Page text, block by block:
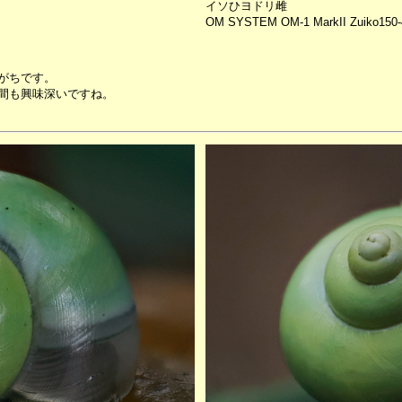
イソひヨドリ雌
OM SYSTEM OM-1 MarkII
です。
興味深いですね。